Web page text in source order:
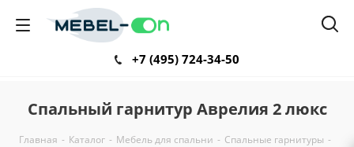
+7 (495) 724-34-50
Спальный гарнитур Аврелия 2 люкс
Главная - Каталог - Мебель для спальни - Спальные гарнитуры -